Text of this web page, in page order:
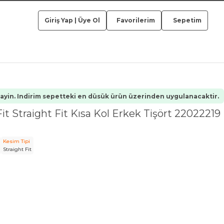
Giriş Yap Üye Ol Favorilerim Sepetim
Indirim sepetteki en düsük ürün üzerinden uygulanacaktir.
Straight Fit Kısa Kol Erkek Tişört 22022219
Kesim Tipi
Straight Fit